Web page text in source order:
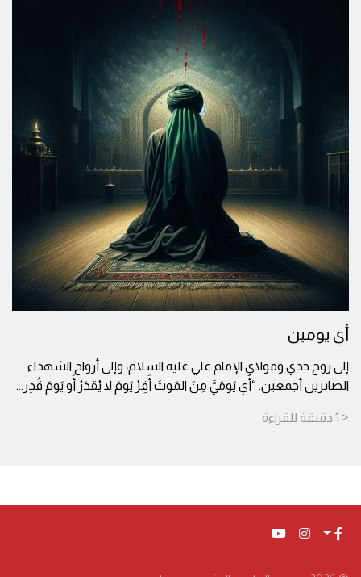
أي يومين
إلى روح جدي ومولاي الإمام علي عليه السلام، وإلى أرواح الشهداء
الصابرين أجمعين. “أَي يَومَيَّ مِنَ المَوتَ أَفِرْ يَومَ لا يُقدَرُ أَو يَومَ قُدِر ...
< 1 دقيقة للقراءة